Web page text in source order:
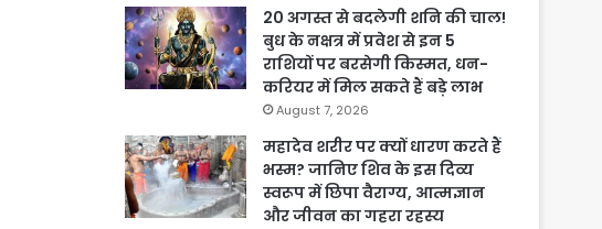
20 अगस्त से बदलेगी शनि की चाल!
बुध के नक्षत्र में प्रवेश से इन 5
राशियों पर बरसेगी किस्मत, धन-
करियर में मिल सकते हैं बड़े लाभ
August 7, 2026
महादेव शरीर पर क्यों धारण करते हैं
भस्म? जानिए शिव के इस दिव्य
स्वरूप में छिपा वैराग्य, आत्मज्ञान
और जीवन का गहरा रहस्य